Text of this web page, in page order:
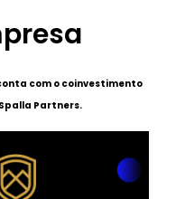
com o coinvestimento
Partners.